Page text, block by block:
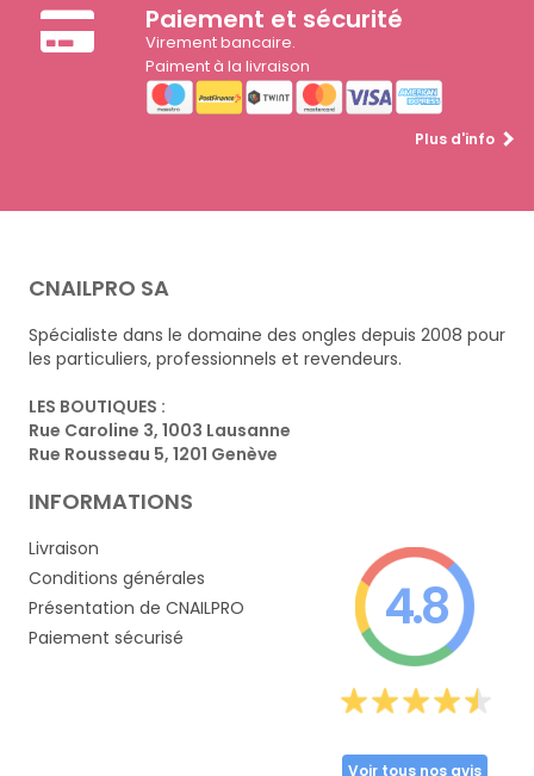
Paiement et sécurité
Virement bancaire.
Paiment à la livraison
Plus d'info
CNAILPRO SA
Spécialiste dans le domaine des ongles depuis 2008 pour
les particuliers, professionnels et revendeurs.
LES BOUTIQUES :
Rue Caroline 3, 1003 Lausanne
Rue Rousseau 5, 1201 Genève
INFORMATIONS
Livraison
Conditions générales
Présentation de CNAILPRO
Paiement sécurisé
4.8
Voir tous nos avis